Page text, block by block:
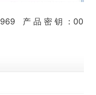
产 品 密 钥 ：00